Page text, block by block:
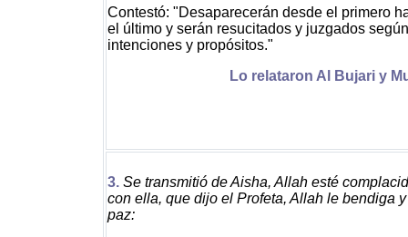
Contestó: "Desaparecerán desde el primero
el último y serán resucitados y juzgados
intenciones y propósitos."
Lo relataron Al Bujari y
3. Se transmitió de Aisha, Allah esté
con ella, que dijo el Profeta, Allah le bendiga
paz: